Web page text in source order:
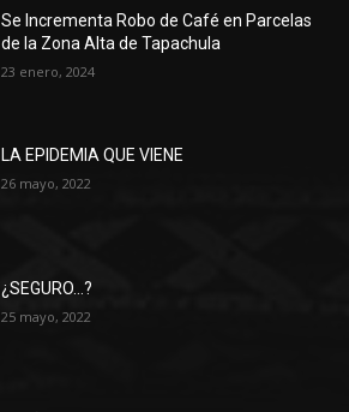
Se Incrementa Robo de Café en Parcelas
de la Zona Alta de Tapachula
23 enero, 2024
LA EPIDEMIA QUE VIENE
26 mayo, 2022
¿SEGURO…?
25 mayo, 2022